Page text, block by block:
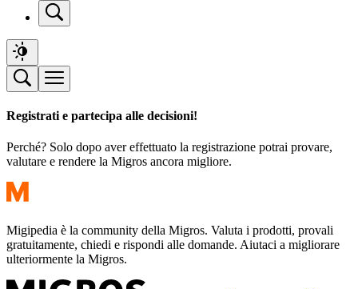
Registrati e partecipa alle decisioni!
Perché? Solo dopo aver effettuato la registrazione potrai provare,
valutare e rendere la Migros ancora migliore.
Migipedia è la community della Migros. Valuta i prodotti, provali
gratuitamente, chiedi e rispondi alle domande. Aiutaci a migliorare
ulteriormente la Migros.